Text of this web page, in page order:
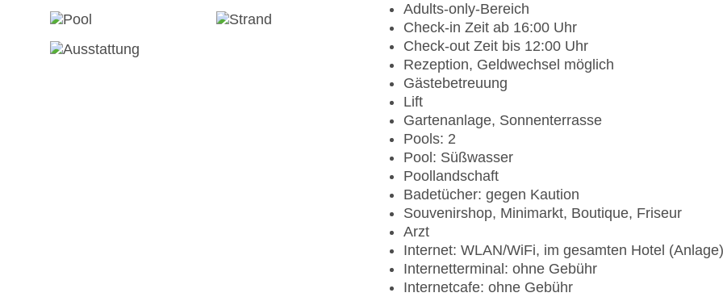
Adults-only-Bereich
Check-in Zeit ab 16:00 Uhr
Check-out Zeit bis 12:00 Uhr
Rezeption, Geldwechsel möglich
Gästebetreuung
Lift
Gartenanlage, Sonnenterrasse
Pools: 2
Pool: Süßwasser
Poollandschaft
Badetücher: gegen Kaution
Souvenirshop, Minimarkt, Boutique, Friseur
Arzt
Internet: WLAN/WiFi, im gesamten Hotel
Internetterminal: ohne Gebühr
Internetcafe: ohne Gebühr